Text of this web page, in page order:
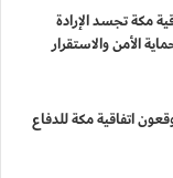
مكة تجسد الإرادة
الأمن والاستقرار
اتفاقية مكة للدفاع